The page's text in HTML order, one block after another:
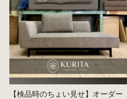
【検品時のちょい見せ】オーダー